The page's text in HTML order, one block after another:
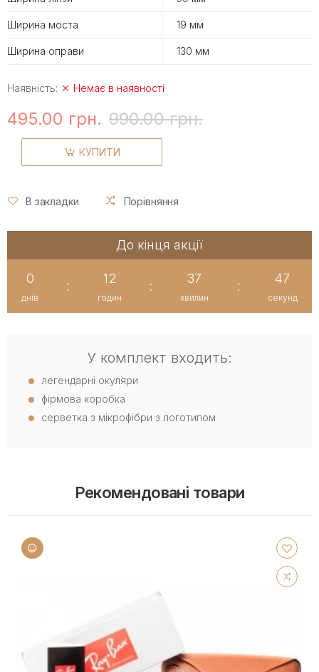
Ширина моста 19 мм
Ширина оправи 130 мм
Наявність: Немає в наявності
495.00 грн. 990.00 грн.
КУПИТИ
В закладки Порівняння
До кінця акції
0
днів
:
12
годин
:
37
хвилин
:
47
секунд
У комплект входить:
легендарні окуляри
фірмова коробка
серветка з мікрофібри з логотипом
Рекомендовані товари